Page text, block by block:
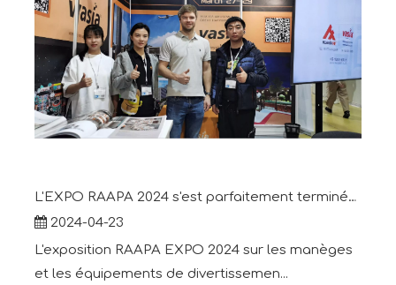
L'EXPO RAAPA 2024 s'est parfaitement terminée-Vasia
2024-04-23
L'exposition RAAPA EXPO 2024 sur les manèges
et les équipements de divertissemen...